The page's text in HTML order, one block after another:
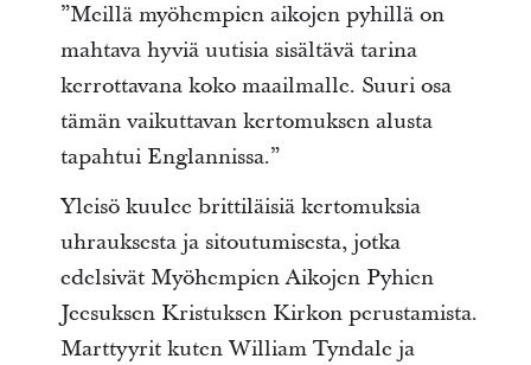
”Meillä myöhempien aikojen pyhillä on
mahtava hyviä uutisia sisältävä tarina
kerrottavana koko maailmalle. Suuri osa
tämän vaikuttavan kertomuksen alusta
tapahtui Englannissa.”
Yleisö kuulee brittiläisiä kertomuksia
uhrauksesta ja sitoutumisesta, jotka
edelsivät Myöhempien Aikojen Pyhien
Jeesuksen Kristuksen Kirkon perustamista.
Marttyyrit kuten William Tyndale ja